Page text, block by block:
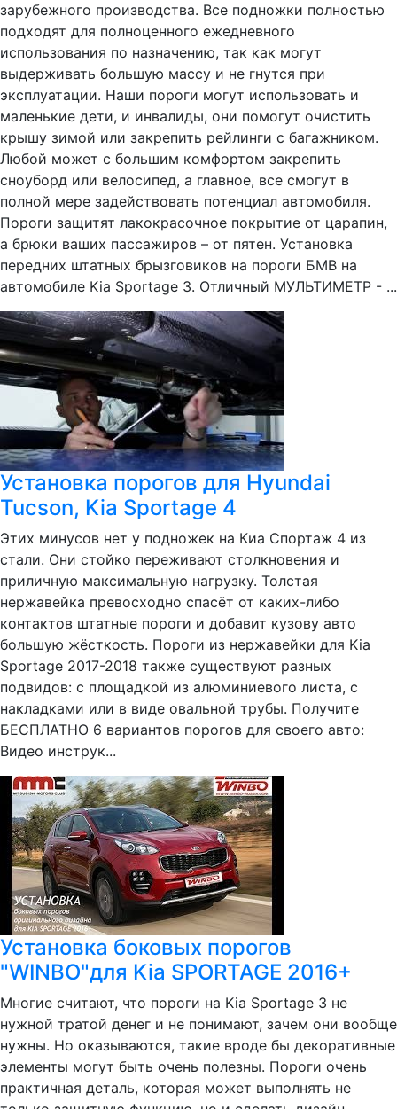
зарубежного производства. Все подножки полностью
подходят для полноценного ежедневного
использования по назначению, так как могут
выдерживать большую массу и не гнутся при
эксплуатации. Наши пороги могут использовать и
маленькие дети, и инвалиды, они помогут очистить
крышу зимой или закрепить рейлинги с багажником.
Любой может с большим комфортом закрепить
сноуборд или велосипед, а главное, все смогут в
полной мере задействовать потенциал автомобиля.
Пороги защитят лакокрасочное покрытие от царапин,
а брюки ваших пассажиров – от пятен. Установка
передних штатных брызговиков на пороги БМВ на
автомобиле Kia Sportage 3. Отличный МУЛЬТИМЕТР - ...
Установка порогов для Hyundai
Tucson, Kia Sportage 4
Этих минусов нет у подножек на Киа Спортаж 4 из
стали. Они стойко переживают столкновения и
приличную максимальную нагрузку. Толстая
нержавейка превосходно спасёт от каких-либо
контактов штатные пороги и добавит кузову авто
большую жёсткость. Пороги из нержавейки для Kia
Sportage 2017-2018 также существуют разных
подвидов: с площадкой из алюминиевого листа, с
накладками или в виде овальной трубы. Получите
БЕСПЛАТНО 6 вариантов порогов для своего авто:
Видео инструк...
Установка боковых порогов
"WINBO"для Kia SPORTAGE 2016+
Многие считают, что пороги на Kia Sportage 3 не
нужной тратой денег и не понимают, зачем они вообще
нужны. Но оказываются, такие вроде бы декоративные
элементы могут быть очень полезны. Пороги очень
практичная деталь, которая может выполнять не